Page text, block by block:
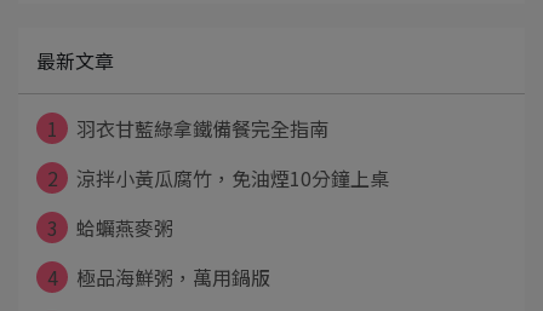
最新文章
1
羽衣甘藍綠拿鐵備餐完全指南
2
涼拌小黃瓜腐竹，免油煙10分鐘上桌
3
蛤蠣燕麥粥
4
極品海鮮粥，萬用鍋版